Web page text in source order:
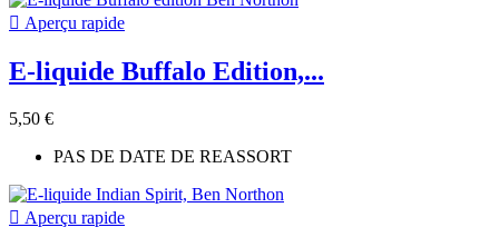
 Aperçu rapide
E-liquide Buffalo Edition,...
5,50 €
PAS DE DATE DE REASSORT
 Aperçu rapide